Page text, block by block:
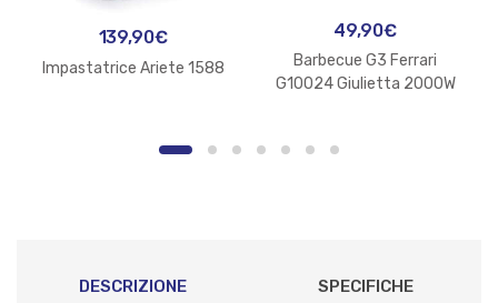
139,90€
Impastatrice Ariete 1588
49,90€
Barbecue G3 Ferrari
G10024 Giulietta 2000W
DESCRIZIONE SPECIFICHE